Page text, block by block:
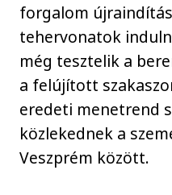
forgalom
tehervonatok
még tesztelik a
a felújított
eredeti menetrend
közlekednek a
Veszprém között.